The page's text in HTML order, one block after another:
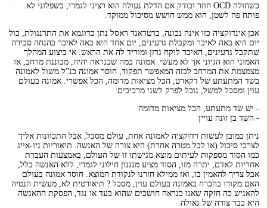
כשחולה OCD חוזר ובודק אם הדלת נעולה הוא רציני לגמרי, כשפלוני לא
פותח פה לשטן, הוא ממש חושש מסיכול ממוקד
אכן אינדוקציה כזו אינה נכונה, ברטראנד ראסל נתן כדוגמא את התרנגולת, כול
יום היא באה לאיכר ומקבלת גרעינים, יום אחד היא באה לאיכר בהנחה סבירה
שתקבל גרעינים, האיכר לוקח גרזן ומוריד לה את הראש. אי ביצוע המהלך
האמוני הוא הגיוני אך לא מעשי. אמונה במה שכנראה יהיה, מכוננת מרחב, או
מצמצמת את המרחב לכזה המאפשר תפקוד, חוסר אמונה כנ”ל משול לאמונה
בשד המתעתע של דקארט, הכל מציאות מדומה, הכל אפשרי. אמונה בעולם
עוין ומסכל למשל, נוכל לפרק לשני מרכיבים:
- יש שד מתעתע, הכל מציאות מדומה
- השד בן זונה עויין
ניתן כמובן לעשות רדוקציה לאמונה אחת, עולם מסכל, אבל התכוונות אליך
לצרכי סיכול (או לכל מטרה אחרת) היא צורה של האנשה. תיאוריות ניו-אייג
כמו הסוד מספקות לעיתים מוצא מגישתו זו של העולם, באמצעות העברת
אחריות לאדם, יתרה מזו, הסוד מציע מנגנון חילוני לגמרי, ללא האנשה כלל,
אבל צריך להאמין בו, ואז ממילא חזרנו לנקודת המוצא. חוסר אמונה בעולם
האם מקורו בהכרח באמונה בעולם עוין, מסכל ? תיאורטית לא, מעשית הנטיה
להאניש כה חזקה שאנו כנראה חושבים שהוא בעד או נגד, הפסקת ההאנשה
היא כבר צורה של גאולה.